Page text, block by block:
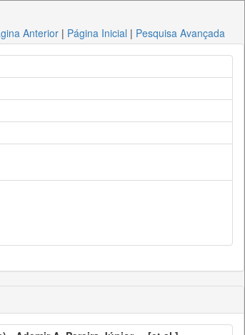
Anterior | Página Inicial | Pesquisa Avançada